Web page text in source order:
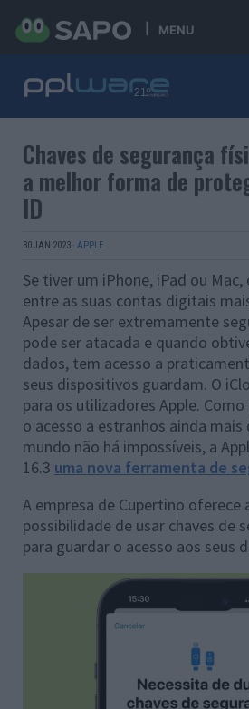
MENU
Chaves de segurança
a melhor forma de
ID
30 JAN 2023 · APPLE
Se tiver um iPhone, iPad ou Mac,
entre as suas contas digitais
Apesar de ser extremamente
pode ser atacada e quando
dados, tem acesso a
seus dispositivos guardam. O
para os utilizadores Apple.
o acesso a estranhos ainda
mundo não há impossíveis, a
16.3 uma nova ferramenta de
A empresa de Cupertino oferece
possibilidade de usar chaves de
para guardar o acesso aos seus